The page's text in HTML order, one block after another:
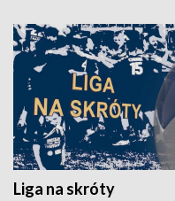
Liga na skróty